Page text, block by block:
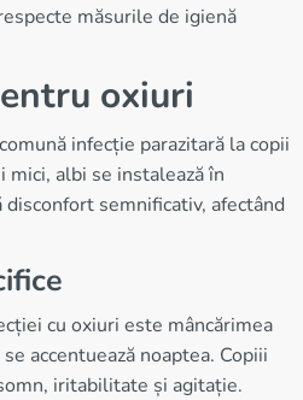
măsurile de igienă
oxiuri
infecție parazitară la copii
albi se instalează în
semnificativ, afectând
cu oxiuri este mâncărimea
accentuează noaptea. Copiii
iritabilitate și agitație.